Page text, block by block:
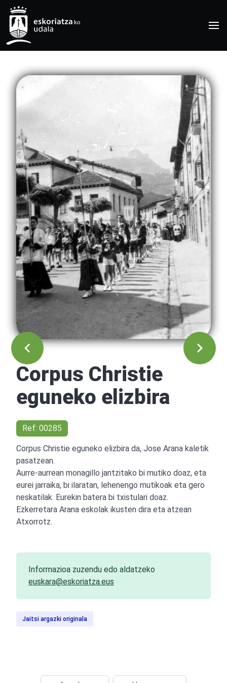
Corpus Christie
eguneko elizbira
Ref: 00285
Corpus Christie eguneko elizbira da, Jose Arana kaletik
pasatzean.
Aurre-aurrean monagillo jantzitako bi mutiko doaz, eta
eurei jarraika, bi ilaratan, lehenengo mutikoak eta gero
neskatilak. Eurekin batera bi txistulari doaz.
Ezkerretara Arana eskolak ikusten dira eta atzean
Atxorrotz.
Informazioa zuzendu edo aldatzeko
euskara@eskoriatza.eus
Jaitsi argazki originala